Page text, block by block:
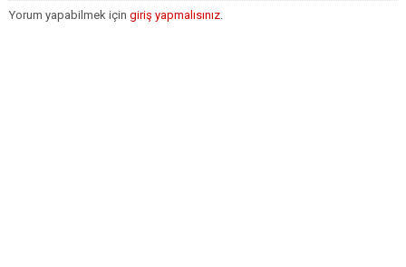
Yorum yapabilmek için giriş yapmalısınız